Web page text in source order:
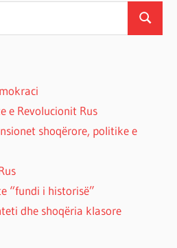
Search
e Revolucionit Rus
shoqërore, politike e
“fundi i historisë”
dhe shoqëria klasore